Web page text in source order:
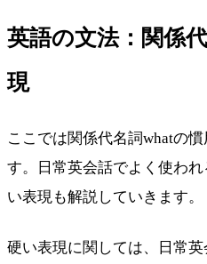
英語の文法：関係
現
ここでは関係代名詞whatの
す。日常英会話でよく使わ
い表現も解説していきます。
硬い表現に関しては、日常